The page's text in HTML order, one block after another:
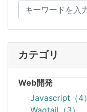
カテゴリ
Web開発
Javascript（4）
Wagtail（3）